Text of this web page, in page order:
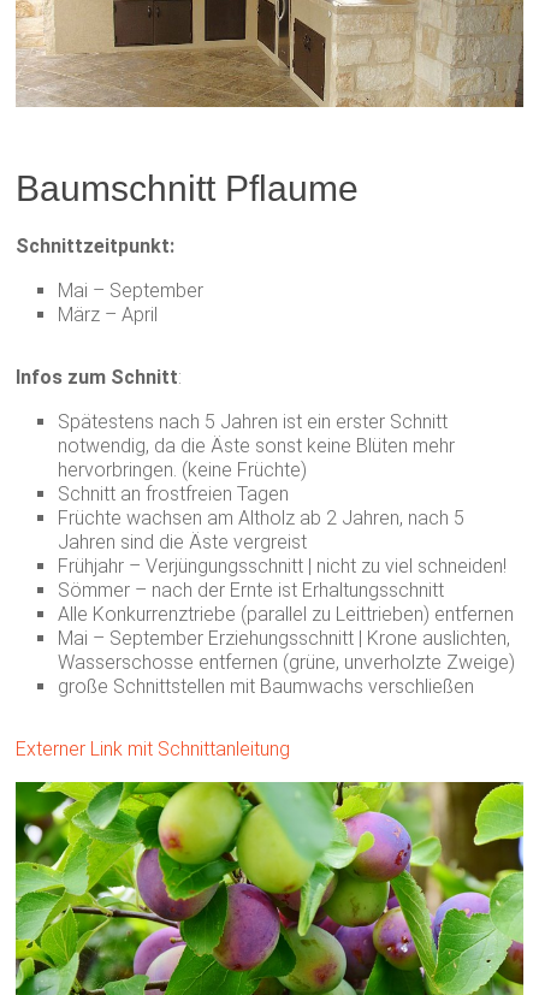
Baumschnitt Pflaume
Schnittzeitpunkt:
Mai – September
März – April
Infos zum Schnitt:
Spätestens nach 5 Jahren ist ein erster Schnitt
notwendig, da die Äste sonst keine Blüten mehr
hervorbringen. (keine Früchte)
Schnitt an frostfreien Tagen
Früchte wachsen am Altholz ab 2 Jahren, nach 5
Jahren sind die Äste vergreist
Frühjahr – Verjüngungsschnitt | nicht zu viel schneiden!
Sömmer – nach der Ernte ist Erhaltungsschnitt
Alle Konkurrenztriebe (parallel zu Leittrieben) entfernen
Mai – September Erziehungsschnitt | Krone auslichten,
Wasserschosse entfernen (grüne, unverholzte Zweige)
große Schnittstellen mit Baumwachs verschließen
Externer Link mit Schnittanleitung